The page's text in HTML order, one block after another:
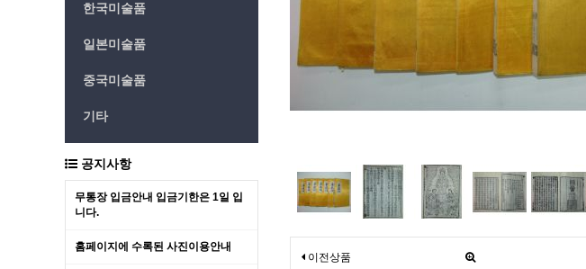
한국미술품
일본미술품
중국미술품
기타
공지사항
무통장 입금안내 입금기한은 1일 입
니다.
홈페이지에 수록된 사진이용안내
이전상품